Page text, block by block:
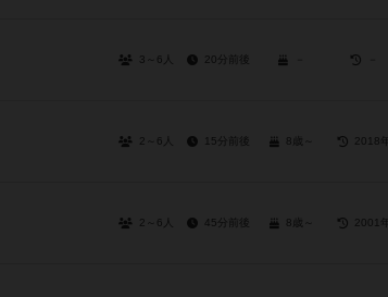
3～6人 20分前後
2～6人 15分前後 8歳～ 2018年
2～6人 45分前後 8歳～ 2001年